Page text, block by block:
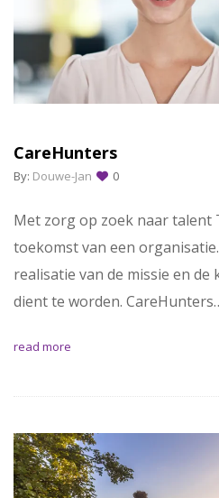
CareHunters
By: Douwe-Jan 0
Met zorg op zoek naar talent
toekomst van een
realisatie van de missie en de
dient te worden.
read more